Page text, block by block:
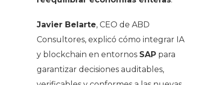
Javier Belarte, CEO de ABD
Consultores, explicó cómo integrar IA
y blockchain en entornos SAP para
garantizar decisiones auditables,